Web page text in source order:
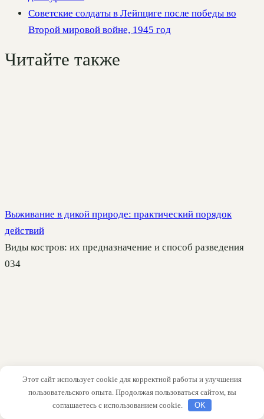
Советские солдаты в Лейпциге после победы во
Второй мировой войне, 1945 год
Читайте также
Выживание в дикой природе: практический порядок
действий
Виды костров: их предназначение и способ разведения
034
Как завязать арафатку: практичные способы для головы,
Этот сайт использует cookie для корректной работы и улучшения
пользовательского опыта. Продолжая пользоваться сайтом, вы
соглашаетесь с использованием cookie.
OK